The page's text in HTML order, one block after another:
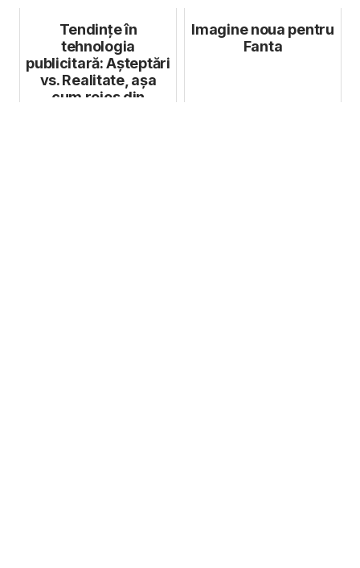
pent...
Tendințe în
tehnologia
publicitară: Așteptări
vs. Realitate, așa
cum reies din
Imagine noua pentru
Fanta